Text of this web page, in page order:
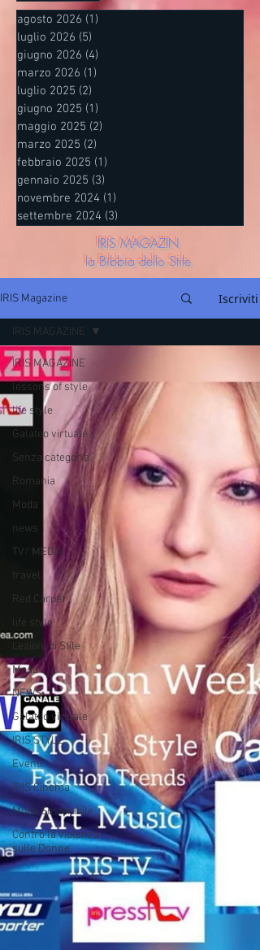
agosto 2026 (1)
luglio 2026 (5)
giugno 2026 (4)
marzo 2026 (1)
luglio 2025 (2)
giugno 2025 (1)
maggio 2025 (2)
marzo 2025 (2)
febbraio 2025 (1)
gennaio 2025 (3)
novembre 2024 (1)
settembre 2024 (3)
IRIS MAGAZIN
la Bibbia dello Stile
IRIS Magazine Iscriviti
IRIS MAGAZINE
lessons of style
life style
Galateo virtuale
Senza categoria
Romania
Moda
news
TV/ MEDIA
travel
Red Carpet
life style
Lezioni di Stile
Moda
NEWS
Galateo virtuale
IRIS STYLE
Eventi
IRIS Cinema
Moda Sostenibile
Contro la violenza
sulle Donne
IRIS MAGAZINE